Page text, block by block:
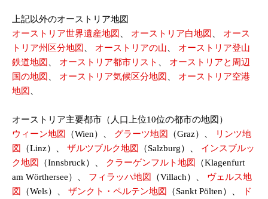
上記以外のオーストリア地図
オーストリア世界遺産地図 、 オーストリア白地図 、 オース
トリア州区分地図 、 オーストリアの山、 オーストリア登山
鉄道地図 、 オーストリア都市リスト 、 オーストリアと周辺
国の地図 、 オーストリア気候区分地図 、 オーストリア空港
地図 、
オーストリア主要都市（人口上位10位の都市の地図）
ウィーン地図
（Wien）、 グラーツ地図 （Graz）、
リンツ地
図
（Linz）、 ザルツブルク地図 （Salzburg）、 インスブルッ
ク地図
（Innsbruck）、 クラーゲンフルト地図
（Klagenfurt
am Wörthersee）、 フィラッハ地図 （Villach）、 ヴェルス地
図
（Wels）、 ザンクト・ペルテン地図 （Sankt Pölten）、
ド